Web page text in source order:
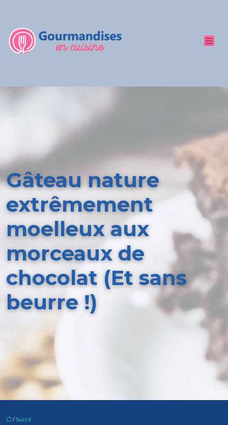
Gâteau nature
extrêmement
moelleux aux
morceaux de
chocolat (Et sans
beurre !)
/ Sucré